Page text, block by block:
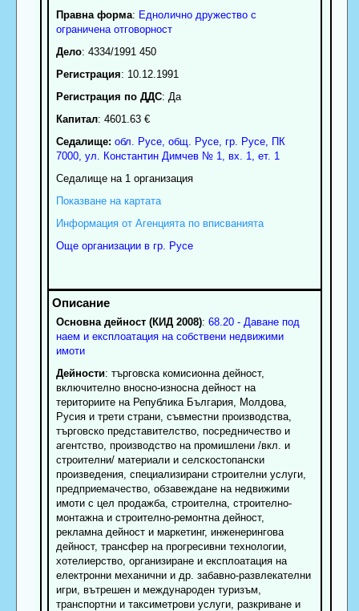
Правна форма: Еднолично дружество с
ограничена отговорност
Дело: 4334/1991 450
Регистрация: 10.12.1991
Регистрация по ДДС: Да
Капитал: 4601.63 €
Седалище: обл. Русе, общ. Русе, гр. Русе, ПК
7000, ул. Константин Димчев № 1, вх. 1, ет. 1
Седалище на 1 организация
Показване на картата
Информация от Агенцията по вписванията
Още организации в гр. Русе
Основна дейност (КИД 2008): 68.20 - Даване под
наем и експлоатация на собствени недвижими
имоти
Дейности: търговска комисионна дейност,
включително вносно-износна дейност на
териториите на Република България, Молдова,
Русия и трети страни, съвместни производства,
търговско представителство, посредничество и
агентство, производство на промишлени /вкл. и
строителни/ материали и селскостопански
произведения, специализирани строителни услуги,
предприемачество, обзавеждане на недвижими
имоти с цел продажба, строителна, строително-
монтажна и строително-ремонтна дейност,
рекламна дейност и маркетинг, инженерингова
дейност, трансфер на прогресивни технологии,
хотелиерство, организиране и експлоатация на
електронни механични и др. забавно-развлекателни
игри, вътрешен и международен туризъм,
транспортни и таксиметрови услуги, разкриване и